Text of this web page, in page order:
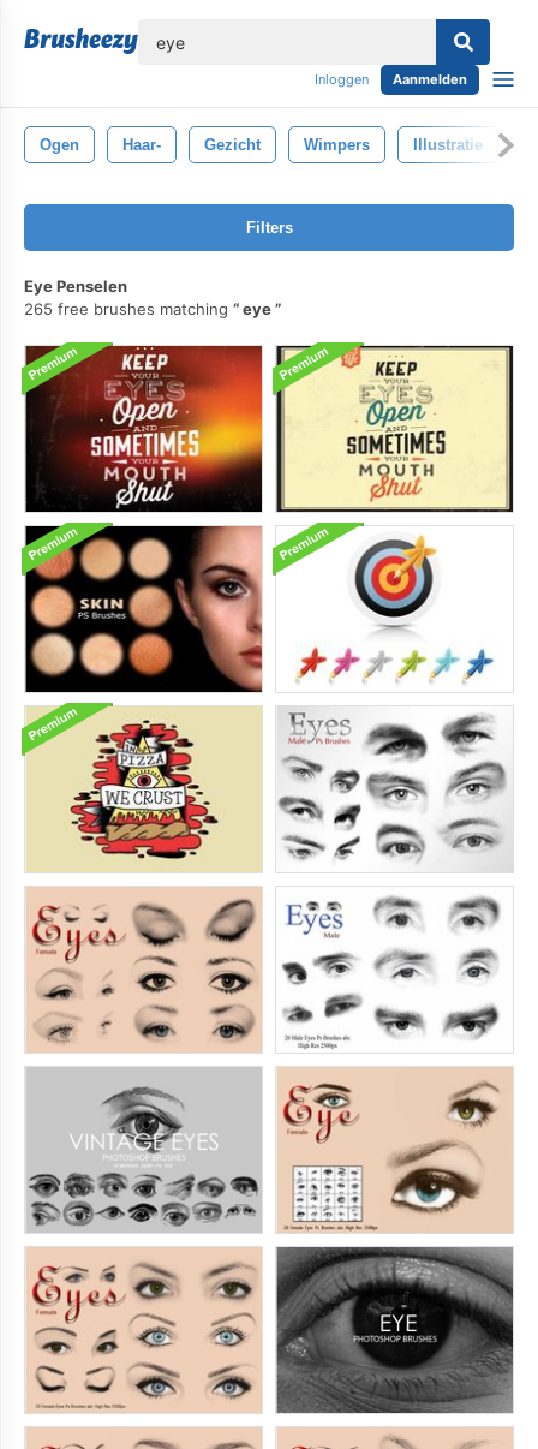
Inloggen Aanmelden
Ogen Haar- Gezicht Wimpers Illustratie
Filters
Eye Penselen
265 free brushes matching
eye